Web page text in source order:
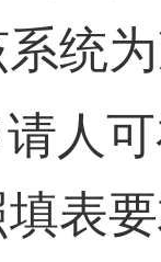
统
请人
表